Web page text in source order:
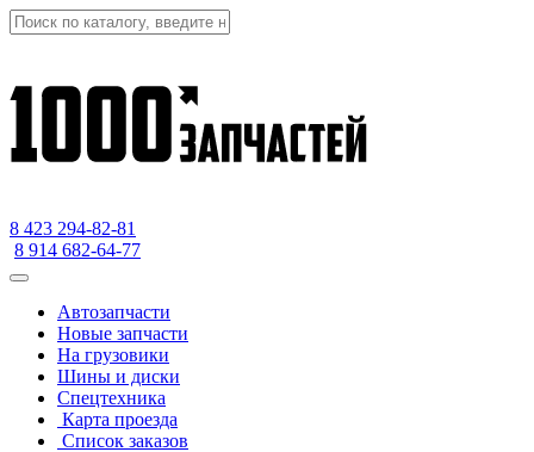
8 423 294-82-81
8 914 682-64-77
Автозапчасти
Новые запчасти
На грузовики
Шины и диски
Спецтехника
Карта проезда
Список заказов